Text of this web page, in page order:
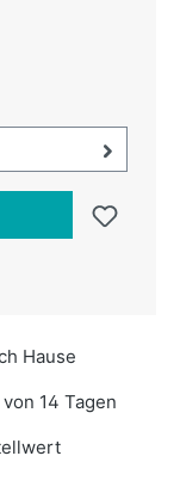
Hause
14 Tagen